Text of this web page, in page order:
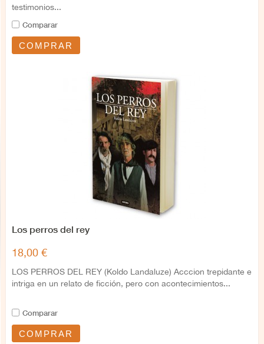
testimonios...
Comparar
COMPRAR
Los perros del rey
18,00 €
LOS PERROS DEL REY (Koldo Landaluze) Acccion trepidante e
intriga en un relato de ficción, pero con acontecimientos...
Comparar
COMPRAR